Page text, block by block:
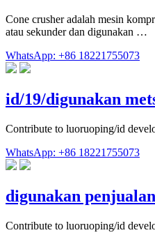
Cone crusher adalah mesin
atau sekunder dan digunakan …
WhatsApp: +86 18221755073
id/19/digunakan
Contribute to luoruoping/id
WhatsApp: +86 18221755073
digunakan
Contribute to luoruoping/id